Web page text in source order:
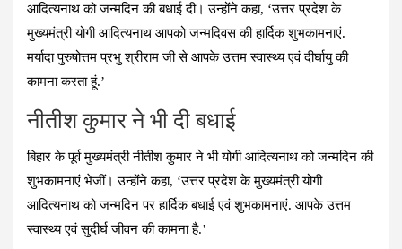
आदित्यनाथ को जन्मदिन की बधाई दी। उन्होंने कहा, ‘उत्तर प्रदेश के
मुख्यमंत्री योगी आदित्यनाथ आपको जन्मदिवस की हार्दिक शुभकामनाएं.
मर्यादा पुरुषोत्तम प्रभु श्रीराम जी से आपके उत्तम स्वास्थ्य एवं दीर्घायु की
कामना करता हूं.’
नीतीश कुमार ने भी दी बधाई
बिहार के पूर्व मुख्यमंत्री नीतीश कुमार ने भी योगी आदित्यनाथ को जन्मदिन की
शुभकामनाएं भेजीं। उन्होंने कहा, ‘उत्तर प्रदेश के मुख्यमंत्री योगी
आदित्यनाथ को जन्मदिन पर हार्दिक बधाई एवं शुभकामनाएं. आपके उत्तम
स्वास्थ्य एवं सुदीर्घ जीवन की कामना है.’